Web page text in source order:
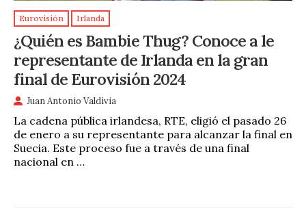
Eurovisión Irlanda
¿Quién es Bambie Thug? Conoce a le
representante de Irlanda en la gran
final de Eurovisión 2024
Juan Antonio Valdivia
La cadena pública irlandesa, RTE, eligió el pasado 26
de enero a su representante para alcanzar la final en
Suecia. Este proceso fue a través de una final
nacional en …